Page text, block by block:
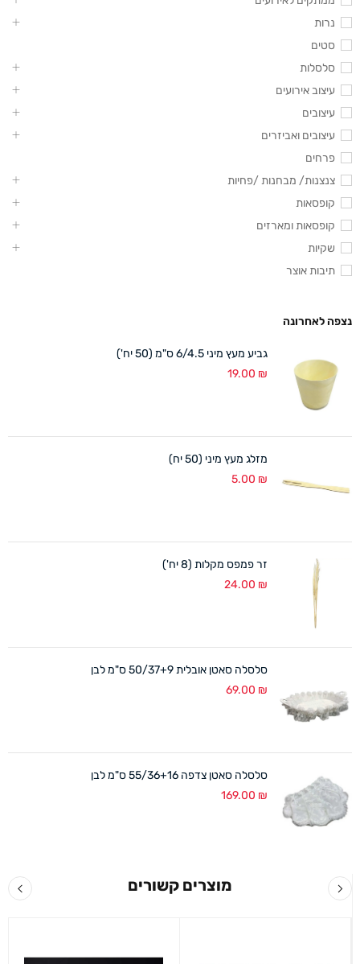
נרות
סטים
סלסלות
עיצוב אירועים
עיצובים
עיצובים ואביזרים
פרחים
צנצנות/ מבחנות /פחיות
קופסאות
קופסאות ומארזים
שקיות
תיבות אוצר
נצפה לאחרונה
גביע מעץ מיני 6/4.5 ס"מ (50 יח')
19.00 ₪
מזלג מעץ מיני (50 יח)
5.00 ₪
זר פמפס מקלות (8 יח')
24.00 ₪
סלסלה סאטן אובלית 50/37+9 ס"מ לבן
69.00 ₪
סלסלה סאטן צדפה 55/36+16 ס"מ לבן
169.00 ₪
מוצרים קשורים